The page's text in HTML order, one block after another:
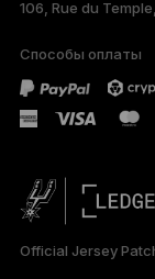
DEUTSCH
PORTUGUÊS
ESPAÑOL
日本語
106, Rue du
Способы оплаты
Official Jersey